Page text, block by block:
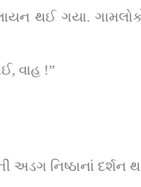
થઈ ગયા.
વાહ !”
અડગ નિષ્ઠાનાં દર્શન